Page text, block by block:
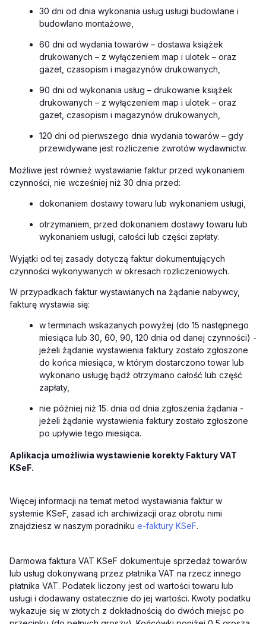
30 dni od dnia wykonania usług usługi budowlane i
budowlano montażowe,
60 dni od wydania towarów – dostawa książek
drukowanych – z wyłączeniem map i ulotek – oraz
gazet, czasopism i magazynów drukowanych,
90 dni od wykonania usług – drukowanie książek
drukowanych – z wyłączeniem map i ulotek – oraz
gazet, czasopism i magazynów drukowanych,
120 dni od pierwszego dnia wydania towarów – gdy
przewidywane jest rozliczenie zwrotów wydawnictw.
Możliwe jest również wystawianie faktur przed wykonaniem
czynności, nie wcześniej niż 30 dnia przed:
dokonaniem dostawy towaru lub wykonaniem usługi,
otrzymaniem, przed dokonaniem dostawy towaru lub
wykonaniem usługi, całości lub części zapłaty.
Wyjątki od tej zasady dotyczą faktur dokumentujących
czynności wykonywanych w okresach rozliczeniowych.
W przypadkach faktur wystawianych na żądanie nabywcy,
fakturę wystawia się:
w terminach wskazanych powyżej (do 15 następnego
miesiąca lub 30, 60, 90, 120 dnia od danej czynności) -
jeżeli żądanie wystawienia faktury zostało zgłoszone
do końca miesiąca, w którym dostarczono towar lub
wykonano usługę bądź otrzymano całość lub część
zapłaty,
nie później niż 15. dnia od dnia zgłoszenia żądania -
jeżeli żądanie wystawienia faktury zostało zgłoszone
po upływie tego miesiąca.
Aplikacja umożliwia wystawienie korekty Faktury VAT
KSeF.
Więcej informacji na temat metod wystawiania faktur w
systemie KSeF, zasad ich archiwizacji oraz obrotu nimi
znajdziesz w naszym poradniku e-faktury KSeF.
Darmowa faktura VAT KSeF dokumentuje sprzedaż towarów
lub usług dokonywaną przez płatnika VAT na rzecz innego
płatnika VAT. Podatek liczony jest od wartości towaru lub
usługi i dodawany ostatecznie do jej wartości. Kwoty podatku
wykazuje się w złotych z dokładnością do dwóch miejsc po